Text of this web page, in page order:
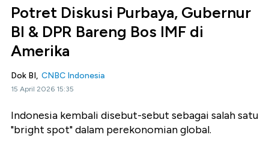
Potret Diskusi Purbaya, Gubernur
BI & DPR Bareng Bos IMF di
Amerika
Dok BI, CNBC Indonesia
15 April 2026 15:35
Indonesia kembali disebut-sebut sebagai salah satu
"bright spot" dalam perekonomian global.